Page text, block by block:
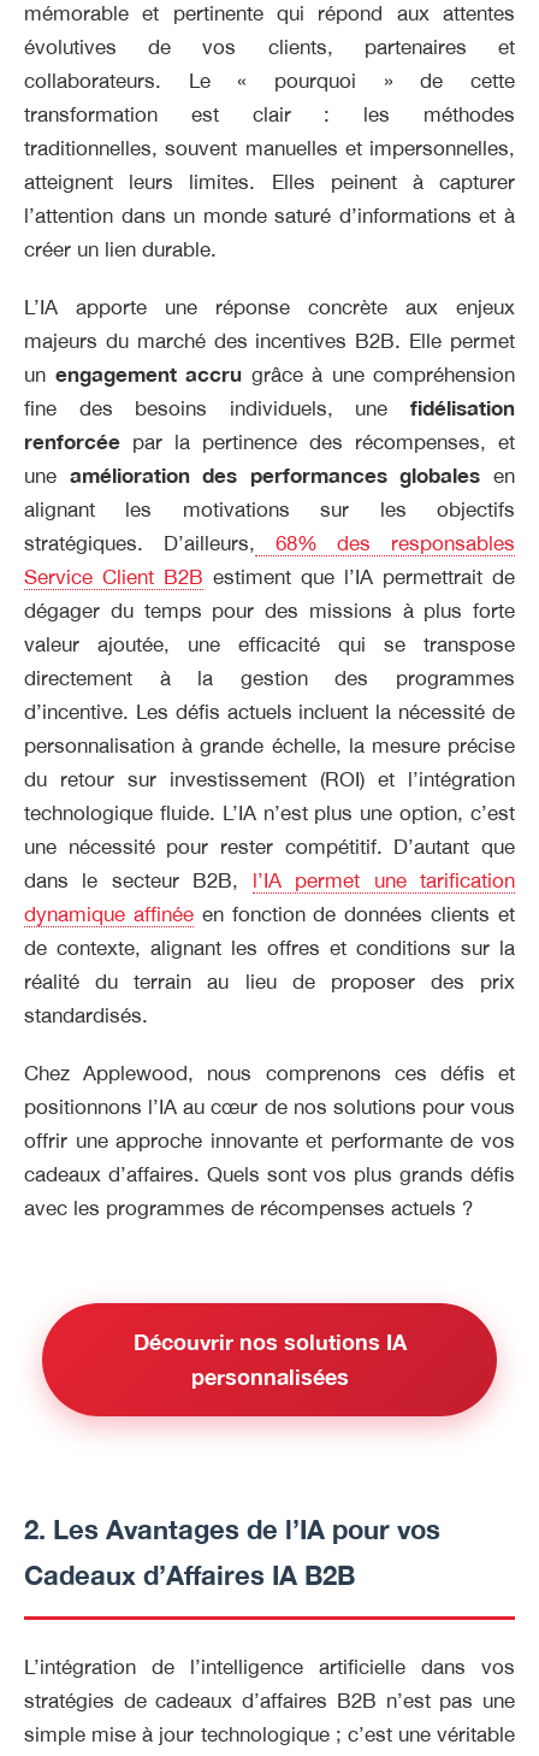
mémorable et pertinente qui répond aux attentes
évolutives de vos clients, partenaires et
collaborateurs. Le « pourquoi » de cette
transformation est clair : les méthodes
traditionnelles, souvent manuelles et impersonnelles,
atteignent leurs limites. Elles peinent à capturer
l’attention dans un monde saturé d’informations et à
créer un lien durable.
L’IA apporte une réponse concrète aux enjeux
majeurs du marché des incentives B2B. Elle permet
un engagement accru grâce à une compréhension
fine des besoins individuels, une fidélisation
renforcée par la pertinence des récompenses, et
une amélioration des performances globales en
alignant les motivations sur les objectifs
stratégiques. D’ailleurs, 68% des responsables
Service Client B2B estiment que l’IA permettrait de
dégager du temps pour des missions à plus forte
valeur ajoutée, une efficacité qui se transpose
directement à la gestion des programmes
d’incentive. Les défis actuels incluent la nécessité de
personnalisation à grande échelle, la mesure précise
du retour sur investissement (ROI) et l’intégration
technologique fluide. L’IA n’est plus une option, c’est
une nécessité pour rester compétitif. D’autant que
dans le secteur B2B, l’IA permet une tarification
dynamique affinéeen fonction de données clients et
de contexte, alignant les offres et conditions sur la
réalité du terrain au lieu de proposer des prix
standardisés.
Chez Applewood, nous comprenons ces défis et
positionnons l’IA au cœur de nos solutions pour vous
offrir une approche innovante et performante de vos
cadeaux d’affaires. Quels sont vos plus grands défis
avec les programmes de récompenses actuels ?
Découvrir nos solutions IA
personnalisées
2. Les Avantages de l’IA pour vos
Cadeaux d’Affaires IA B2B
L’intégration de l’intelligence artificielle dans vos
stratégies de cadeaux d’affaires B2B n’est pas une
simple mise à jour technologique ; c’est une véritable